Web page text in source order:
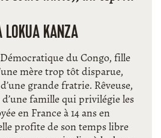
LOKUA KANZA
du Congo, fille
mère trop tôt disparue,
grande fratrie. Rêveuse,
famille qui privilégie les
en France à 14 ans en
profite de son temps libre